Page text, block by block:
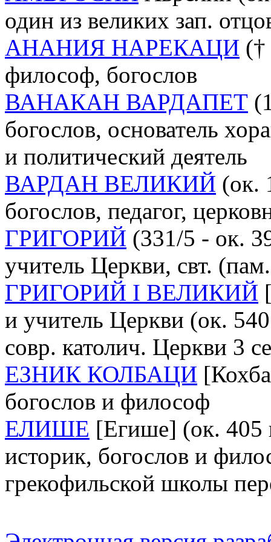
один из великих зап.
АНАНИЯ НАРЕКАЦИ (†
философ, богослов
ВАНАКАН ВАРДАПЕТ
богослов, основатель
и политический деятель
ВАРДАН ВЕЛИКИЙ (ок.
богослов, педагог,
ГРИГОРИЙ (331/5 - ок.
учитель Церкви, свт.
ГРИГОРИЙ I ВЕЛИКИЙ
и учитель Церкви (ок.
совр. католич. Церкви 3
ЕЗНИК КОЛБАЦИ
богослов и философ
ЕЛИШЕ [Егише] (ок. 405
историк, богослов и
грекофильской школы